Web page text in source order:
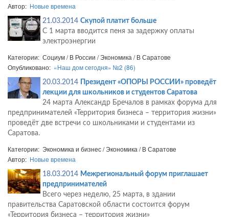
Автор: Новые времена
21.03.2014 Скупой платит больше
С 1 марта вводится пеня за задержку оплаты
электроэнергии
Категории: Социум / В России / Экономика / В Саратове
Опубликовано: «Наш дом сегодня» №2 (86)
20.03.2014
Президент «ОПОРЫ РОССИИ» проведёт
лекции для школьников и студентов Саратова
24 марта Александр Бречалов в рамках форума для
предпринимателей «Территория бизнеса – территория жизни»
проведёт две встречи со школьниками и студентами из
Саратова.
Категории: Экономика и бизнес / Экономика / В Саратове
Автор: Новые времена
18.03.2014 Межрегиональный форум приглашает
предпринимателей
Всего через неделю, 25 марта, в здании
правительства Саратовской области состоится форум
«Территория бизнеса – территория жизни»